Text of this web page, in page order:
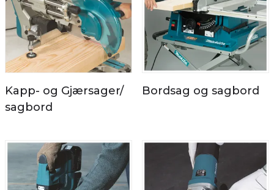
Kapp- og Gjærsager/
sagbord
Bordsag og sagbord